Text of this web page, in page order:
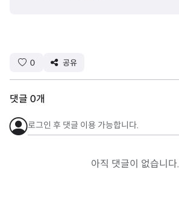
0 공유
댓글 0개
로그인 후 댓글 이용 가능합니다.
아직 댓글이 없습니다.